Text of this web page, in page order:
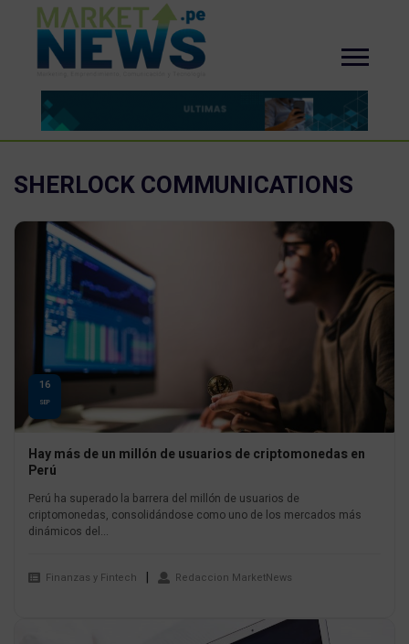
SHERLOCK COMMUNICATIONS
16
SEP
Hay más de un millón de usuarios de criptomonedas en
Perú
Perú ha superado la barrera del millón de usuarios de
criptomonedas, consolidándose como uno de los mercados más
dinámicos del...
Finanzas y Fintech Redaccion MarketNews